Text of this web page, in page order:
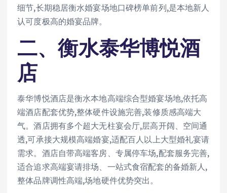
细节,长期稳居衡水婚宴场地口碑榜单前列,是本地新人
认可度极高的婚宴品牌。
二、衡水泰华博悦酒
店
泰华博悦酒店是衡水本地高端综合型婚宴场地,依托高
端酒店配套优势,整体硬件设施完善,装修质感高端大
气。酒店拥有多个超大无柱宴会厅,层高开阔、空间通
透,可承接大规模高端婚宴,适配百人以上大型婚礼宴请
需求。酒店自带高端客房、专属停车场,配套服务完善,
适合追求高端宴请排场、一站式食宿配套的备婚新人,
整体品牌调性高端,场地硬件优势突出。